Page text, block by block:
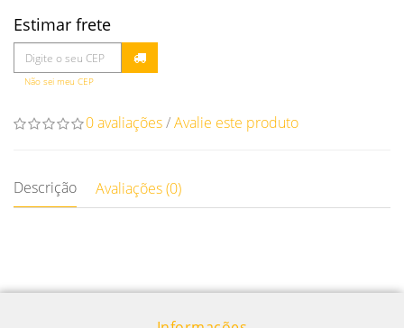
Estimar frete
Não sei meu CEP
0 avaliações/Avalie este produto
Descrição Avaliações (0)